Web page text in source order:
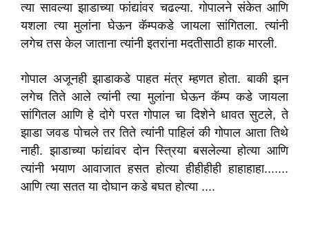
त्या सावल्या झाडाच्या फांद्यांवर चढल्या. गोपालने संकेत आणि
यशला त्या मुलांना घेऊन कॅम्पकडे जायला सांगितला. त्यांनी
लगेच तस केल जाताना त्यांनी इतरांना मदतीसाठी हाक मारली.
गोपाल अजूनही झाडाकडे पाहत मंत्र म्हणत होता. बाकी झन
लगेच तिते आले त्यांनी त्या मुलांना घेऊन कॅम्प कडे जायला
सांगितल आणि हे दोगे परत गोपाल चा दिशेने धावत सुटले, ते
झाडा जवड पोचले तर तिते त्यांनी पाहिलं की गोपाल आता तिथे
नाही. झाडाच्या फांद्यांवर दोन स्त्रिया बसलेल्या होत्या आणि
त्यांनी भयाण आवाजात हसत होत्या हीहीहीही हाहाहाहा.......
आणि त्या सतत या दोघान कडे बघत होत्या ....